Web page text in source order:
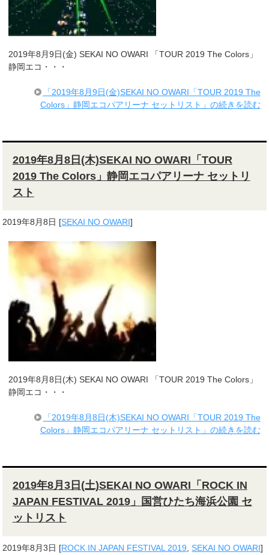
2019年8月9日(金) SEKAI NO OWARI 「TOUR 2019 The Colors」
静岡エコ・・・
「2019年8月9日(金)SEKAI NO OWARI「TOUR 2019 The
Colors」静岡エコパアリーナ セットリスト」の続きを読む
2019年8月8日(木)SEKAI NO OWARI「TOUR
2019 The Colors」静岡エコパアリーナ セットリ
スト
2019年8月8日 [SEKAI NO OWARI]
2019年8月8日(木) SEKAI NO OWARI 「TOUR 2019 The Colors」
静岡エコ・・・
「2019年8月8日(木)SEKAI NO OWARI「TOUR 2019 The
Colors」静岡エコパアリーナ セットリスト」の続きを読む
2019年8月3日(土)SEKAI NO OWARI「ROCK IN
JAPAN FESTIVAL 2019」国営ひたち海浜公園 セ
ットリスト
2019年8月3日 [ROCK IN JAPAN FESTIVAL 2019 ,SEKAI NO OWARI]